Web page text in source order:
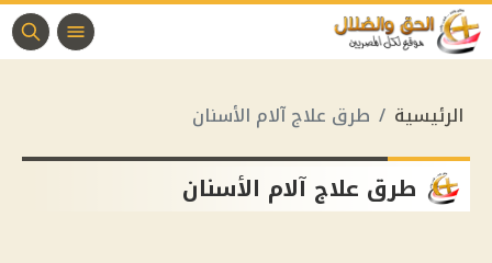
الرئيسية طرق علاج آلام الأسنان
طرق علاج آلام الأسنان